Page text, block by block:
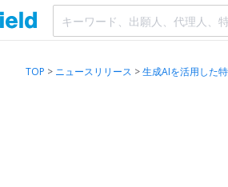
TOP > ニュースリリース >生成AIを活用した